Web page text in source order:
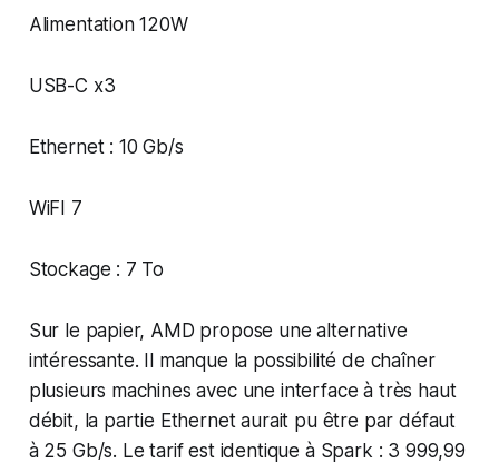
Alimentation 120W
USB-C x3
Ethernet : 10 Gb/s
WiFI 7
Stockage : 7 To
Sur le papier, AMD propose une alternative
intéressante. Il manque la possibilité de chaîner
plusieurs machines avec une interface à très haut
débit, la partie Ethernet aurait pu être par défaut
à 25 Gb/s. Le tarif est identique à Spark : 3 999,99